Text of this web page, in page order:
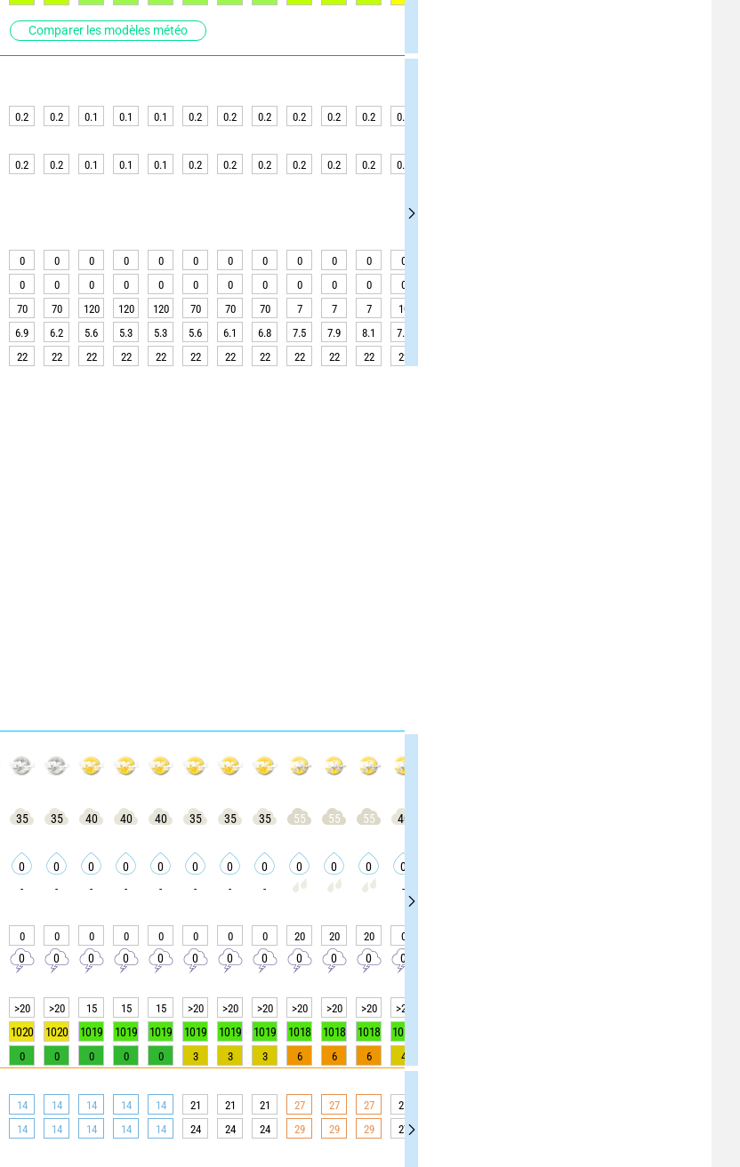
Comparer les modèles météo
0.2 0.2 0.1 0.1 0.1 0.2 0.2 0.2 0.2 0.2 0.2 0.3
0.2 0.2 0.1 0.1 0.1 0.2 0.2 0.2 0.2 0.2 0.2 0.3
0 0 0 0 0 0 0 0 0 0 0 0
0 0 0 0 0 0 0 0 0 0 0 0
70 70 120 120 120 70 70 70 7 7 7 10
6.9 6.2 5.6 5.3 5.3 5.6 6.1 6.8 7.5 7.9 8.1 7.9
22 22 22 22 22 22 22 22 22 22 22 22
35 35 40 40 40 35 35 35 55 55 55 40
0 0 0 0 0 0 0 0 0 0 0 0
- - - - - - - - -
0 0 0 0 0 0 0 0 20 20 20 0
0 0 0 0 0 0 0 0 0 0 0 0
>20 >20 15 15 15 >20 >20 >20 >20 >20 >20 >20
1020 1020 1019 1019 1019 1019 1019 1019 1018 1018 1018 1018
0 0 0 0 0 3 3 3 6 6 6 4
14 14 14 14 14 21 21 21 27 27 27 25
14 14 14 14 14 24 24 24 29 29 29 27